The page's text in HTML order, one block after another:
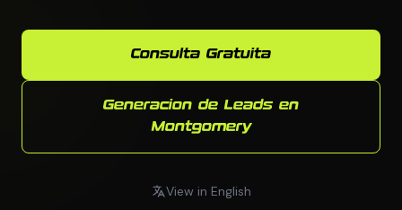
Consulta Gratuita
Generacion de Leads en
Montgomery
View in English